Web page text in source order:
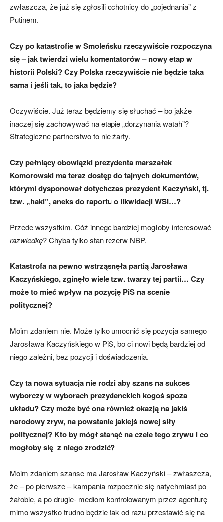
zwłaszcza, że już się zgłosili ochotnicy do „pojednania” z
Putinem.
Czy po katastrofie w Smoleńsku rzeczywiście rozpoczyna
się – jak twierdzi wielu komentatorów – nowy etap w
historii Polski? Czy Polska rzeczywiście nie będzie taka
sama i jeśli tak, to jaka będzie?
Oczywiście. Już teraz będziemy się słuchać – bo jakże
inaczej się zachowywać na etapie „dorzynania watah”?
Strategiczne partnerstwo to nie żarty.
Czy pełniący obowiązki prezydenta marszałek
Komorowski ma teraz dostęp do tajnych dokumentów,
którymi dysponował dotychczas prezydent Kaczyński, tj.
tzw. „haki”, aneks do raportu o likwidacji WSI…?
Przede wszystkim. Cóż innego bardziej mogłoby interesować
razwiedkę? Chyba tylko stan rezerw NBP.
Katastrofa na pewno wstrząsnęła partią Jarosława
Kaczyńskiego, zginęło wiele tzw. twarzy tej partii… Czy
może to mieć wpływ na pozycję PiS na scenie
politycznej?
Moim zdaniem nie. Może tylko umocnić się pozycja samego
Jarosława Kaczyńskiego w PiS, bo ci nowi będą bardziej od
niego zależni, bez pozycji i doświadczenia.
Czy ta nowa sytuacja nie rodzi aby szans na sukces
wyborczy w wyborach prezydenckich kogoś spoza
układu? Czy może być ona również okazją na jakiś
narodowy zryw, na powstanie jakiejś nowej siły
politycznej? Kto by mógł stanąć na czele tego zrywu i co
mogłoby się z niego zrodzić?
Moim zdaniem szanse ma Jarosław Kaczyński – zwłaszcza,
że – po pierwsze – kampania rozpocznie się natychmiast po
żałobie, a po drugie- mediom kontrolowanym przez agenturę
mimo wszystko trudno będzie tak od razu przestawić się na